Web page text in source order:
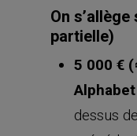
On
partielle)
5 000 € (
Alphabet
dessus